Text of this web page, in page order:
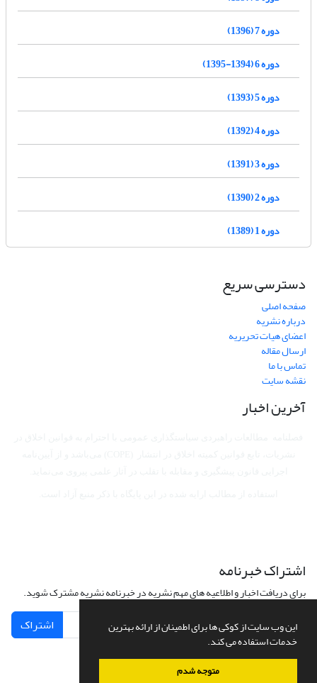
این وب سایت از کوکی ها برای اطمینان از ارائه بهترین
خدمات استفاده می کند.
متوجه شدم
دوره 7 (1396)
دوره 6 (1394-1395)
دوره 5 (1393)
دوره 4 (1392)
دوره 3 (1391)
دوره 2 (1390)
دوره 1 (1389)
دسترسی سریع
صفحه اصلی
درباره نشریه
اعضای هیات تحریریه
ارسال مقاله
تماس با ما
نقشه سایت
آخرین اخبار
اشتراک خبرنامه
برای دریافت اخبار و اطلاعیه های مهم نشریه در خبرنامه نشریه مشترک شوید.
اشتراک